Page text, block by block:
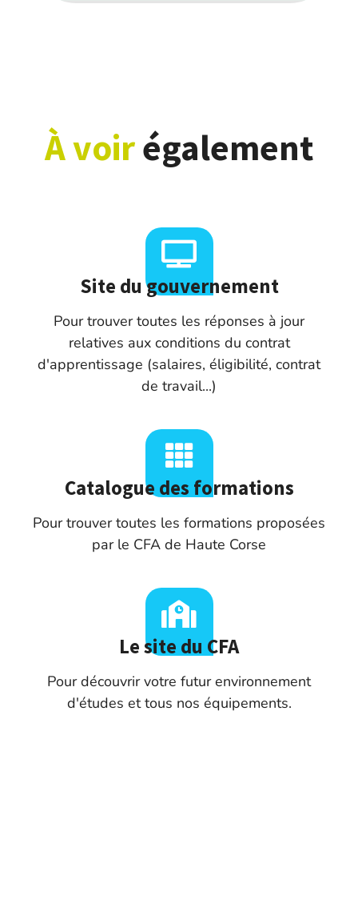
À voirégalement
Site du gouvernement
Pour trouver toutes les réponses à jour
relatives aux conditions du contrat
d'apprentissage (salaires, éligibilité, contrat
de travail...)
Catalogue des formations
Pour trouver toutes les formations proposées
par le CFA de Haute Corse
Le site du CFA
Pour découvrir votre futur environnement
d'études et tous nos équipements.